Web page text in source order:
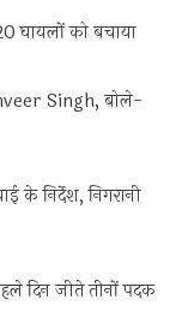
घायलों को बचाया
Singh, बोले-
के निर्देश, निगरानी
दिन जीते तीनों पदक